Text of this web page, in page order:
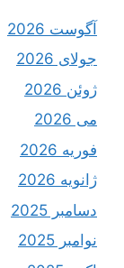
آگوست 2026
جولای 2026
ژوئن 2026
می 2026
فوریه 2026
ژانویه 2026
دسامبر 2025
نوامبر 2025